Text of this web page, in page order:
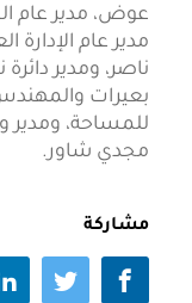
عوض، مدير عام
مدير عام الإدارة
ناصر، ومدير
بعيرات
للمساحة، ومدير
مجدي شاور.
مشاركة